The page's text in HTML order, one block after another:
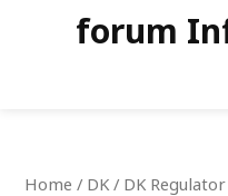
forum
Home / DK / DK